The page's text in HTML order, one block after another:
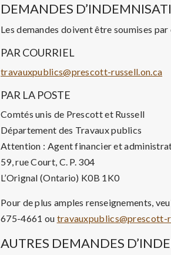
DEMANDES
Les demandes doivent être soumises
PAR COURRIEL
travauxpublics@prescott-russell.on.ca
PAR LA POSTE
Comtés unis de Prescott et Russell
Département des Travaux publics
Attention : Agent financier et
59, rue Court, C. P. 304
L’Orignal (Ontario) K0B 1K0
Pour de plus amples renseignements,
675-4661 ou travauxpublics@prescott-
AUTRES DEMANDES